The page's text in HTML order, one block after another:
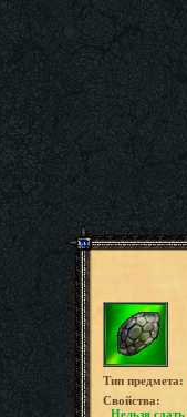
Tип предмета:
Свойства:
Нельзя